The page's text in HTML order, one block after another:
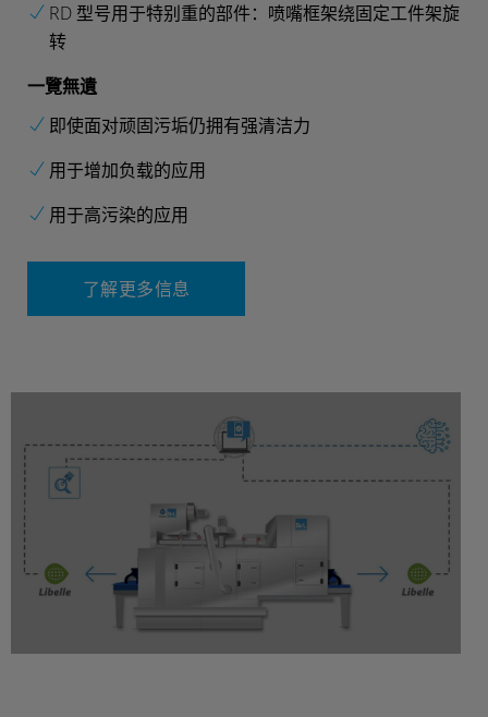
RD 型号用于特别重的部件：喷嘴框架绕固定工件架旋
转
一覽無遺
即使面对顽固污垢仍拥有强清洁力
用于增加负载的应用
用于高污染的应用
了解更多信息